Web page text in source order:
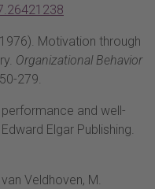
Motivation through
Organizational Behavior
279.
and well-
Elgar Publishing.
Veldhoven, M.